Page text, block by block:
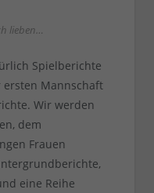
lieben…
Spielberichte
Mannschaft
Wir werden
dem
Frauen
eine Reihe